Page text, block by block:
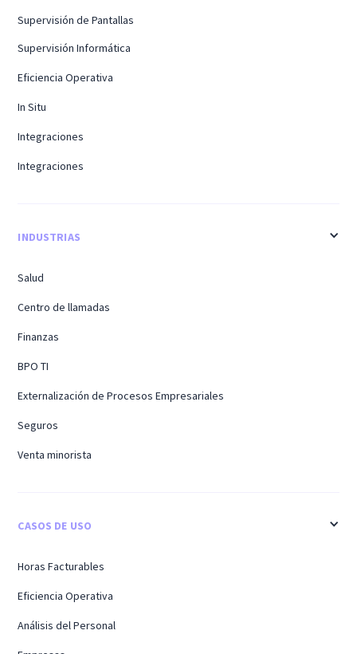
Supervisión de Pantallas
Supervisión Informática
Eficiencia Operativa
In Situ
Integraciones
Integraciones
INDUSTRIAS
Salud
Centro de llamadas
Finanzas
BPO TI
Externalización de Procesos Empresariales
Seguros
Venta minorista
CASOS DE USO
Horas Facturables
Eficiencia Operativa
Análisis del Personal